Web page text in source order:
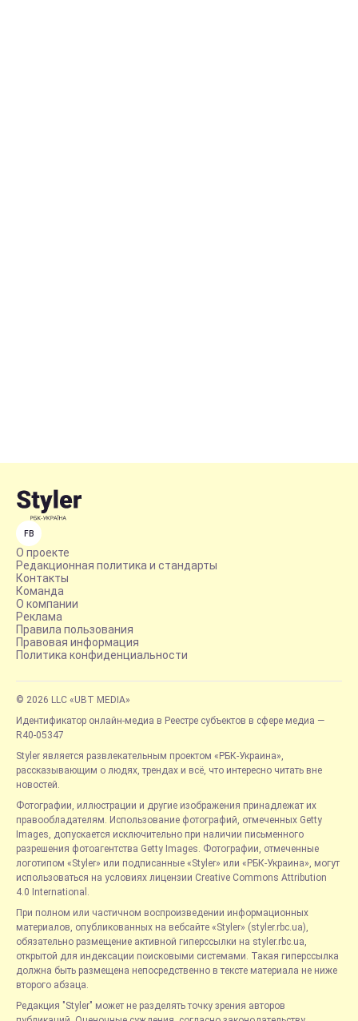
FB
О проекте
Редакционная политика и стандарты
Контакты
Команда
О компании
Реклама
Правила пользования
Правовая информация
Политика конфиденциальности
© 2026 LLC «UBT MEDIA»
Идентификатор онлайн-медиа в Реестре субъектов в сфере медиа —
R40-05347
Styler является развлекательным проектом «РБК-Украина»,
рассказывающим о людях, трендах и всё, что интересно читать вне
новостей.
Фотографии, иллюстрации и другие изображения принадлежат их
правообладателям. Использование фотографий, отмеченных Getty
Images, допускается исключительно при наличии письменного
разрешения фотоагентства Getty Images. Фотографии, отмеченные
логотипом «Styler» или подписанные «Styler» или «РБК-Украина», могут
использоваться на условиях лицензии Creative Commons Attribution
4.0 International.
При полном или частичном воспроизведении информационных
материалов, опубликованных на вебсайте «Styler» (styler.rbc.ua),
обязательно размещение активной гиперссылки на styler.rbc.ua,
открытой для индексации поисковыми системами. Такая гиперссылка
должна быть размещена непосредственно в тексте материала не ниже
второго абзаца.
Редакция "Styler" может не разделять точку зрения авторов